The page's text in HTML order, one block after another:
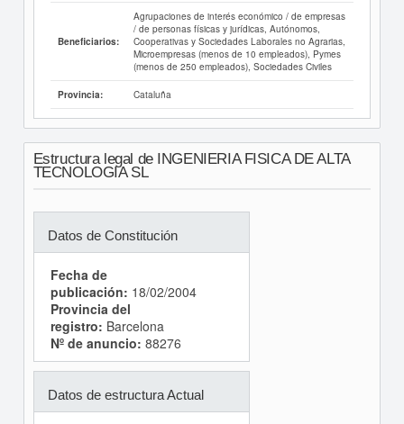
Beneficiarios:
Agrupaciones de interés económico / de empresas
/ de personas físicas y jurídicas, Autónomos,
Cooperativas y Sociedades Laborales no Agrarias,
Microempresas (menos de 10 empleados), Pymes
(menos de 250 empleados), Sociedades Civiles
Provincia: Cataluña
Estructura legal de INGENIERIA FISICA DE ALTA
TECNOLOGIA SL
Datos de Constitución
Fecha de
publicación: 18/02/2004
Provincia del
registro: Barcelona
Nº de anuncio: 88276
Datos de estructura Actual